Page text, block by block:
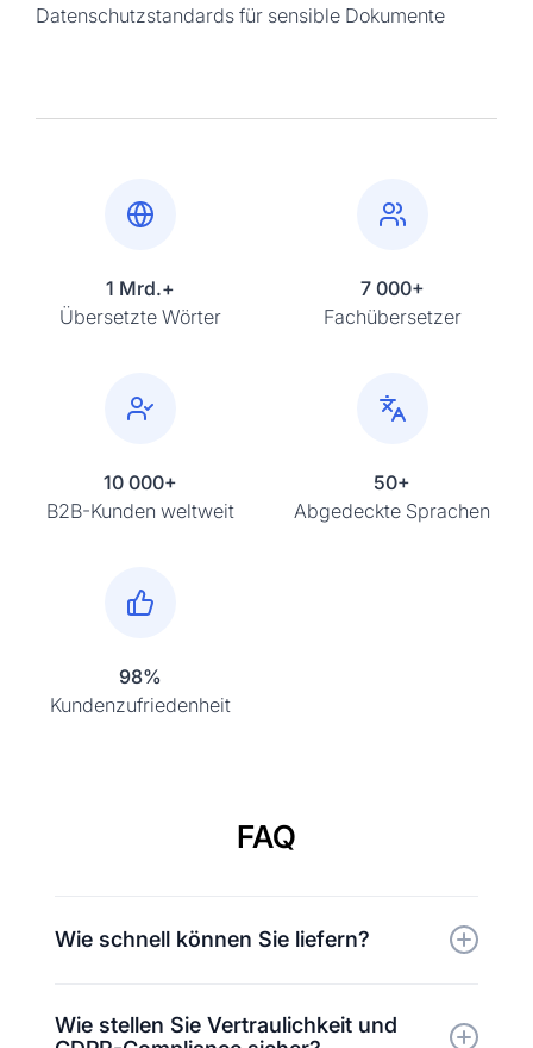
Datenschutzstandards für sensible Dokumente
1 Mrd.+
Übersetzte Wörter
7 000+
Fachübersetzer
10 000+
B2B-Kunden weltweit
50+
Abgedeckte Sprachen
98%
Kundenzufriedenheit
FAQ
Wie schnell können Sie liefern?
Werktage für kleinere Projekte. Eine
Wie stellen Sie Vertraulichkeit und